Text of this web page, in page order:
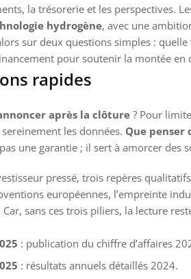
la trésorerie et les perspectives.
hydrogène, avec une
sur deux questions simples :
pour soutenir la montée en
rapides
après la clôture ? Pour
sereinement les données. Que penser
une garantie ; il sert à amorcer des
pressé, trois repères
européennes, l’empreinte
Car, sans ces trois piliers, la lecture
: publication du chiffre d’affaires
: résultats annuels détaillés 2024.